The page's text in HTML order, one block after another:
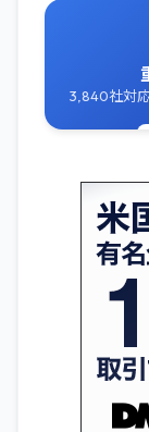
3,840社対